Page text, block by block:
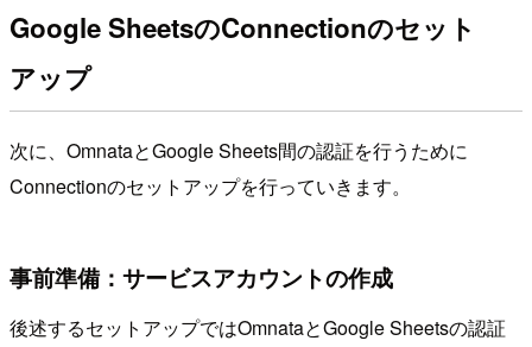
Google SheetsのConnectionのセット
アップ
次に、OmnataとGoogle Sheets間の認証を行うために
Connectionのセットアップを行っていきます。
事前準備：サービスアカウントの作成
後述するセットアップではOmnataとGoogle Sheetsの認証